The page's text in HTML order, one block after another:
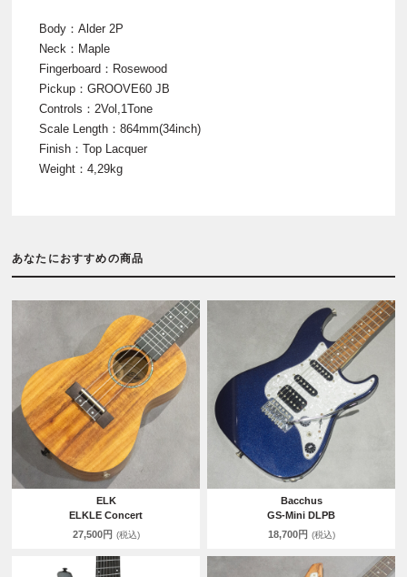
Body：Alder 2P
Neck：Maple
Fingerboard：Rosewood
Pickup：GROOVE60 JB
Controls：2Vol,1Tone
Scale Length：864mm(34inch)
Finish：Top Lacquer
Weight：4,29kg
あなたにおすすめの商品
ELK
ELKLE Concert
27,500円 (税込)
Bacchus
GS-Mini DLPB
18,700円 (税込)